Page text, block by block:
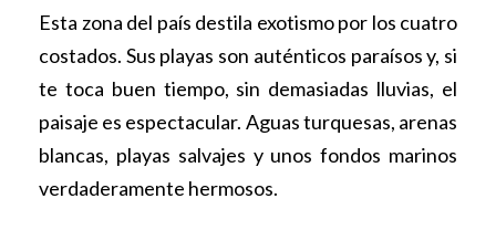
Esta zona del país destila exotismo por los cuatro
costados. Sus playas son auténticos paraísos y, si
te toca buen tiempo, sin demasiadas lluvias, el
paisaje es espectacular. Aguas turquesas, arenas
blancas, playas salvajes y unos fondos marinos
verdaderamente hermosos.